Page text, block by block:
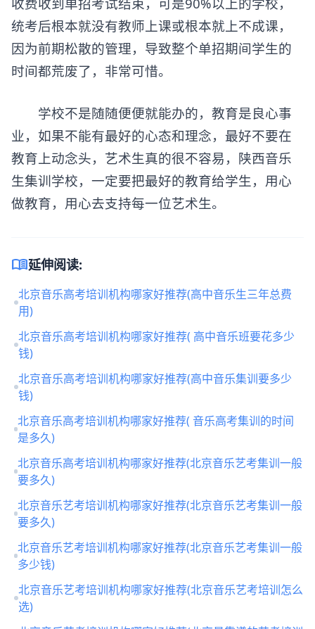
收费收到单招考试结束，可是90%以上的学校，
统考后根本就没有教师上课或根本就上不成课，
因为前期松散的管理，导致整个单招期间学生的
时间都荒废了，非常可惜。
学校不是随随便便就能办的，教育是良心事
业，如果不能有最好的心态和理念，最好不要在
教育上动念头，艺术生真的很不容易，陕西音乐
生集训学校，一定要把最好的教育给学生，用心
做教育，用心去支持每一位艺术生。
menu_book延伸阅读:
北京音乐高考培训机构哪家好推荐(高中音乐生三年总费
用)
北京音乐高考培训机构哪家好推荐( 高中音乐班要花多少
钱)
北京音乐高考培训机构哪家好推荐(高中音乐集训要多少
钱)
北京音乐高考培训机构哪家好推荐( 音乐高考集训的时间
是多久)
北京音乐高考培训机构哪家好推荐(北京音乐艺考集训一般
要多久)
北京音乐艺考培训机构哪家好推荐(北京音乐艺考集训一般
要多久)
北京音乐艺考培训机构哪家好推荐(北京音乐艺考集训一般
多少钱)
北京音乐艺考培训机构哪家好推荐(北京音乐艺考培训怎么
选)